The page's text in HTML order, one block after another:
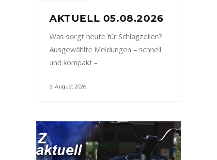
AKTUELL 05.08.2026
Was sorgt heute für Schlagzeilen?
Ausgewählte Meldungen – schnell
und kompakt –
5. August 2026